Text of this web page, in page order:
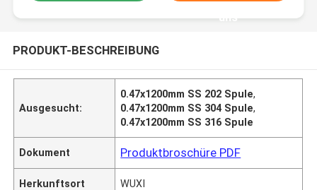
uns
PRODUKT-BESCHREIBUNG
Ausgesucht:
0.47x1200mm SS 202 Spule,
0.47x1200mm SS 304 Spule,
0.47x1200mm SS 316 Spule
Dokument Produktbroschüre PDF
Herkunftsort WUXI